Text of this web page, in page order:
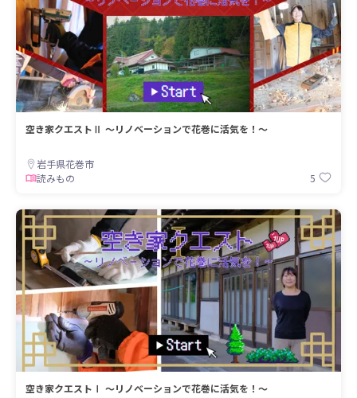
空き家クエストⅡ ～リノベーションで花巻に活気を！～
岩手県花巻市
読みもの
5
空き家クエストⅠ ～リノベーションで花巻に活気を！～